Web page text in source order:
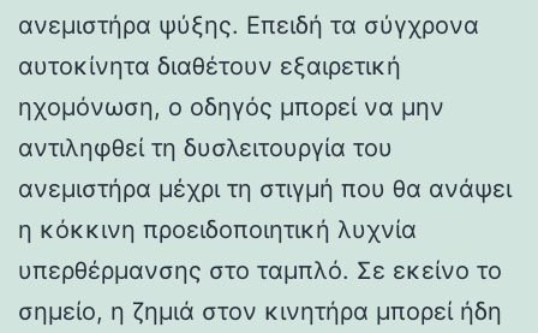
ανεμιστήρα ψύξης. Επειδή τα σύγχρονα
αυτοκίνητα διαθέτουν εξαιρετική
ηχομόνωση, ο οδηγός μπορεί να μην
αντιληφθεί τη δυσλειτουργία του
ανεμιστήρα μέχρι τη στιγμή που θα ανάψει
η κόκκινη προειδοποιητική λυχνία
υπερθέρμανσης στο ταμπλό. Σε εκείνο το
σημείο, η ζημιά στον κινητήρα μπορεί ήδη